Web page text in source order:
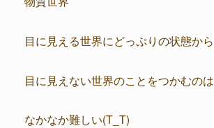
目に見える世界にどっぷりの状態から
目に見えない世界のことをつかむのは
なかなか難しい(T_T)